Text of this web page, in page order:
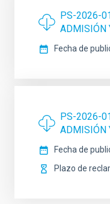
PS-2026-
ADMISIÓN
Fecha de
PS-2026-
ADMISIÓN
Fecha de
Plazo de